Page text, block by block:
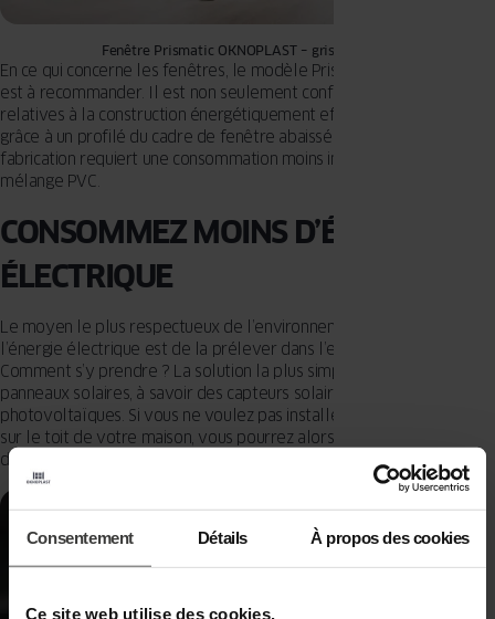
Consentement Détails À propos des cookies
Ce site web utilise des cookies.
Fenêtre Prismatic OKNOPLAST – gris graphite
En ce qui concerne les fenêtres, le modèle Prismatic d’OKNOPLAST
est à recommander. Il est non seulement conforme aux normes
relatives à la construction énergétiquement efficace mais de plus,
grâce à un profilé du cadre de fenêtre abaissé de 10 mm, sa
fabrication requiert une consommation moins importante de
mélange PVC.
CONSOMMEZ MOINS D’ÉNERGIE
ÉLECTRIQUE
Le moyen le plus respectueux de l’environnement pour produire de
l’énergie électrique est de la prélever dans l’environnement.
Comment s’y prendre ? La solution la plus simple est d’utiliser les
panneaux solaires, à savoir des capteurs solaires ou des panneaux
photovoltaïques. Si vous ne voulez pas installer ce type de solution
sur le toit de votre maison, vous pourrez alors vous tourner vers
des fournisseurs d’électricité verte.